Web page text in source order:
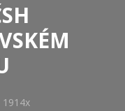
1914x